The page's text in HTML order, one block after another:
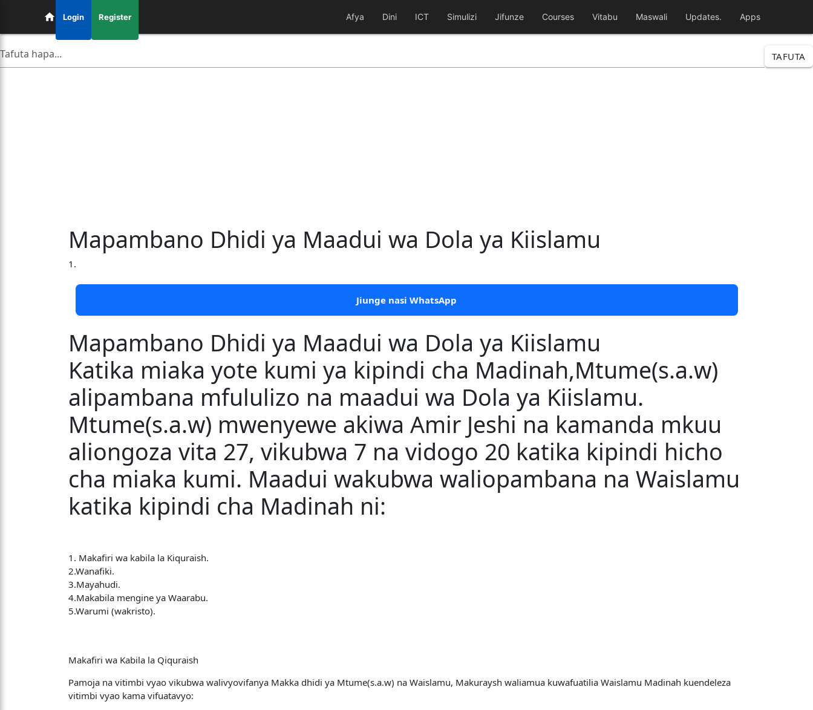
Login Register Afya Dini ICT Simulizi Jifunze Courses Vitabu Maswali Updates. Apps
TAFUTA
Mapambano Dhidi ya Maadui wa Dola ya Kiislamu
1.
Jiunge nasi WhatsApp
Mapambano Dhidi ya Maadui wa Dola ya Kiislamu
Katika miaka yote kumi ya kipindi cha Madinah,Mtume(s.a.w)
alipambana mfululizo na maadui wa Dola ya Kiislamu.
Mtume(s.a.w) mwenyewe akiwa Amir Jeshi na kamanda mkuu
aliongoza vita 27, vikubwa 7 na vidogo 20 katika kipindi hicho
cha miaka kumi. Maadui wakubwa waliopambana na Waislamu
katika kipindi cha Madinah ni:
1. Makafiri wa kabila la Kiquraish.
2.Wanafiki.
3.Mayahudi.
4.Makabila mengine ya Waarabu.
5.Warumi (wakristo).
Makafiri wa Kabila la Qiquraish
Pamoja na vitimbi vyao vikubwa walivyovifanya Makka dhidi ya Mtume(s.a.w) na Waislamu, Makuraysh waliamua kuwafuatilia Waislamu Madinah kuendeleza
vitimbi vyao kama vifuatavyo: